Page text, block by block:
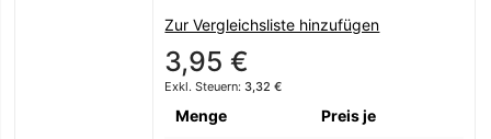
Zur Vergleichsliste hinzufügen
3,95 €
3,32 €
Menge
Preis je